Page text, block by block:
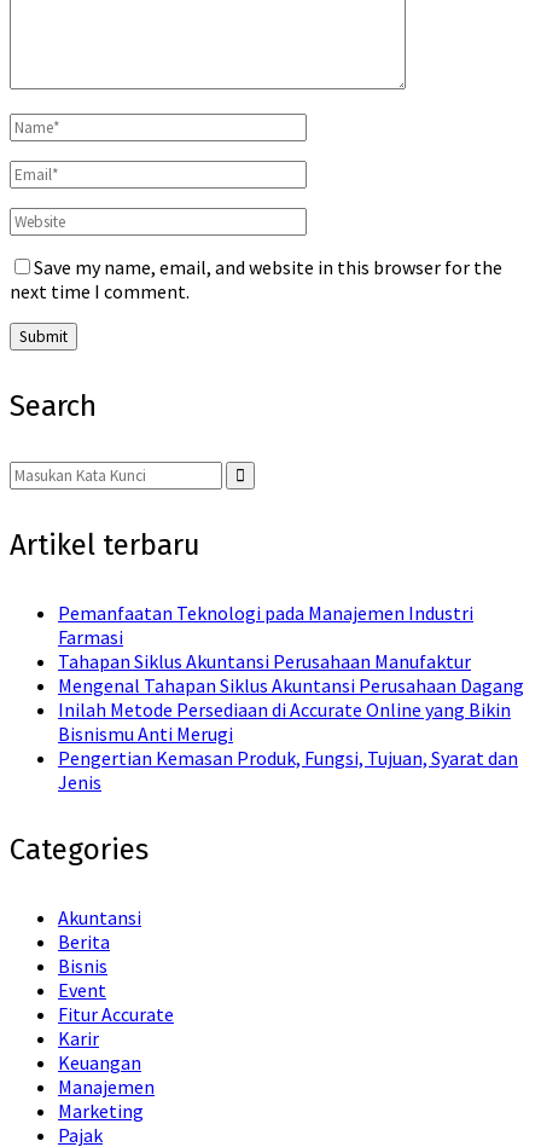
Save my name, email, and website in this browser for the
next time I comment.
Search
Search
for:
Search
Artikel terbaru
Pemanfaatan Teknologi pada Manajemen Industri
Farmasi
Tahapan Siklus Akuntansi Perusahaan Manufaktur
Mengenal Tahapan Siklus Akuntansi Perusahaan Dagang
Inilah Metode Persediaan di Accurate Online yang Bikin
Bisnismu Anti Merugi
Pengertian Kemasan Produk, Fungsi, Tujuan, Syarat dan
Jenis
Categories
Akuntansi
Berita
Bisnis
Event
Fitur Accurate
Karir
Keuangan
Manajemen
Marketing
Pajak